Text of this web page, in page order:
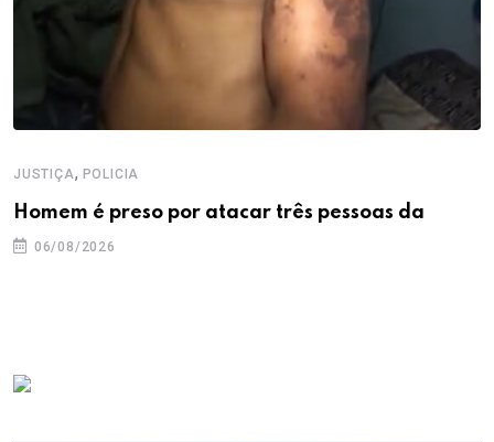
JUSTIÇA, POLICIA
Homem é preso por atacar três pessoas da
06/08/2026